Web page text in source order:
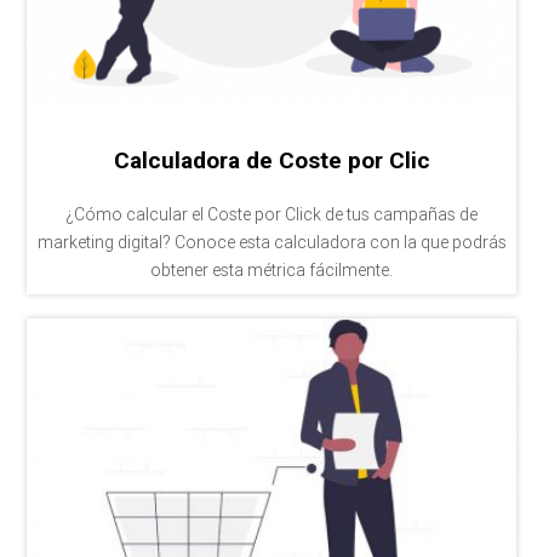
Calculadora de Coste por Clic
¿Cómo calcular el Coste por Click de tus campañas de
marketing digital? Conoce esta calculadora con la que podrás
obtener esta métrica fácilmente.